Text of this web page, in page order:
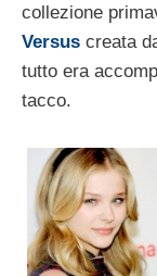
collezione
Versus creata
tutto era
tacco.